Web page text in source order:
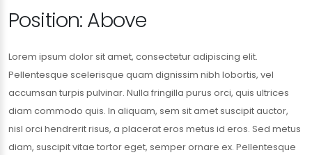
Position: Above
Lorem ipsum dolor sit amet, consectetur adipiscing elit.
Pellentesque scelerisque quam dignissim nibh lobortis, vel
accumsan turpis pulvinar. Nulla fringilla purus orci, quis ultrices
diam commodo quis. In aliquam, sem sit amet suscipit auctor,
nisl orci hendrerit risus, a placerat eros metus id eros. Sed metus
diam, suscipit vitae tortor eget, semper ornare ex. Pellentesque